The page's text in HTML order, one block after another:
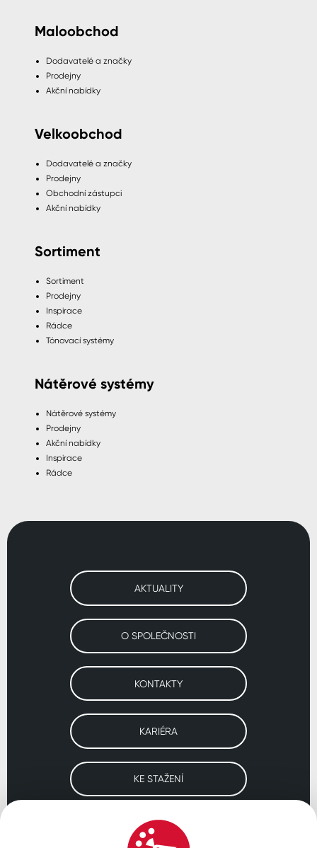
Maloobchod
Dodavatelé a značky
Prodejny
Akční nabídky
Velkoobchod
Dodavatelé a značky
Prodejny
Obchodní zástupci
Akční nabídky
Sortiment
Sortiment
Prodejny
Inspirace
Rádce
Tónovací systémy
Nátěrové systémy
Nátěrové systémy
Prodejny
Akční nabídky
Inspirace
Rádce
AKTUALITY
O SPOLEČNOSTI
KONTAKTY
KARIÉRA
KE STAŽENÍ
Navštivte naše pobočky